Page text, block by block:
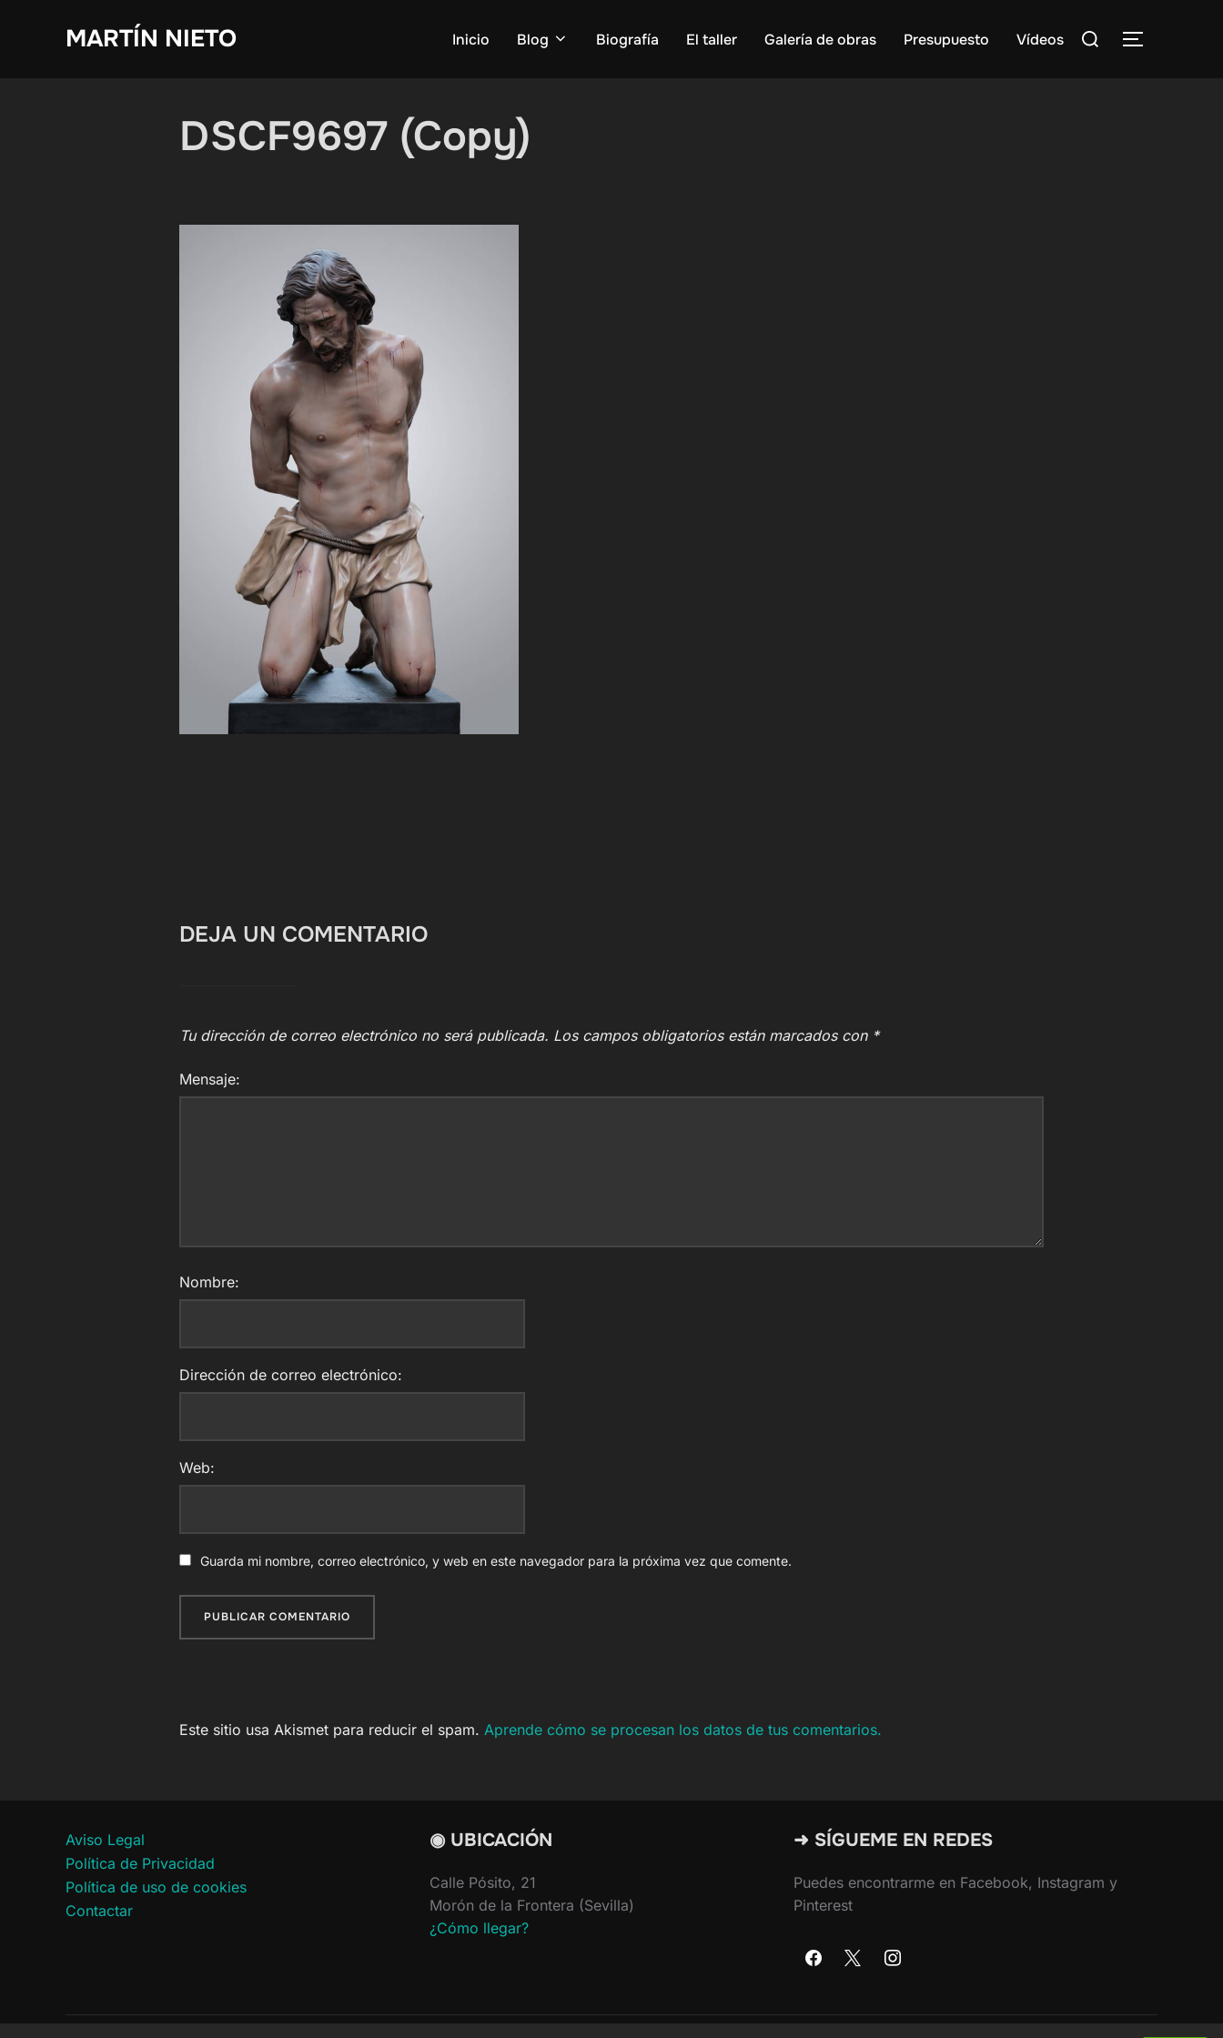
MARTÍN NIETO Inicio Blog Biografía El taller Galería de obras Presupuesto Vídeos
Buscar:
DSCF9697 (Copy)
DEJA UN COMENTARIO
Tu dirección de correo electrónico no será publicada. Los campos obligatorios están marcados con *
Mensaje:
Nombre:
Dirección de correo electrónico:
Web:
Guarda mi nombre, correo electrónico, y web en este navegador para la próxima vez que comente.
Este sitio usa Akismet para reducir el spam. Aprende cómo se procesan los datos de tus comentarios.
Aviso Legal
Política de Privacidad
Política de uso de cookies
Contactar
◉ UBICACIÓN
Calle Pósito, 21
Morón de la Frontera (Sevilla)
¿Cómo llegar?
➜ SÍGUEME EN REDES
Puedes encontrarme en Facebook, Instagram y
Pinterest